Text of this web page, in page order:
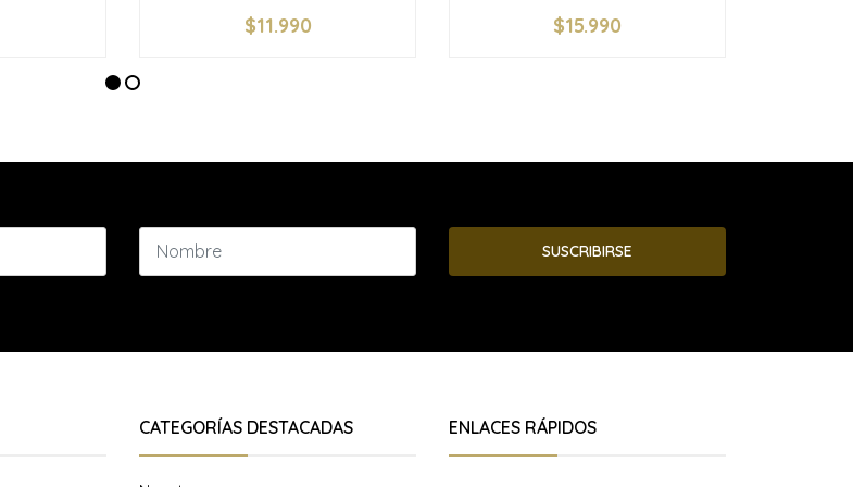
+
$11.990 +
$15.990
SUSCRIBIRSE
CATEGORÍAS DESTACADAS ENLACES RÁPIDOS